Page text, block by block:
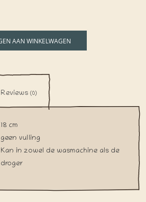
AAN WINKELWAGEN
Reviews (0)
18 cm
geen vulling
Kan in zowel de wasmachine als de
droger